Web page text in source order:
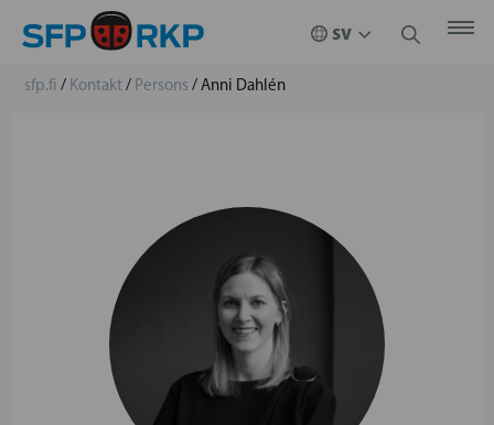
sfp.fi / Kontakt/ Persons /Anni Dahlén